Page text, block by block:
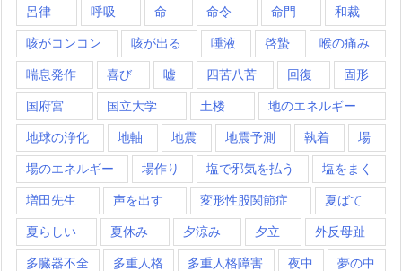
呂律 呼吸 命 命令 命門 和裁
咳がコンコン 咳が出る 唾液 啓蟄 喉の痛み
喘息発作 喜び 嘘 四苦八苦 回復 固形
国府宮 国立大学 土楼 地のエネルギー
地球の浄化 地軸 地震 地震予測 執着 場
場のエネルギー 場作り 塩で邪気を払う 塩をまく
増田先生 声を出す 変形性股関節症 夏ばて
夏らしい 夏休み 夕涼み 夕立 外反母趾
多臓器不全 多重人格 多重人格障害 夜中 夢の中